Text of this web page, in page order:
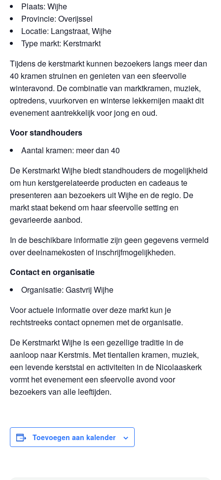
Plaats: Wijhe
Provincie: Overijssel
Locatie: Langstraat, Wijhe
Type markt: Kerstmarkt
Tijdens de kerstmarkt kunnen bezoekers langs meer dan
40 kramen struinen en genieten van een sfeervolle
winteravond. De combinatie van marktkramen, muziek,
optredens, vuurkorven en winterse lekkernijen maakt dit
evenement aantrekkelijk voor jong en oud.
Voor standhouders
Aantal kramen: meer dan 40
De Kerstmarkt Wijhe biedt standhouders de mogelijkheid
om hun kerstgerelateerde producten en cadeaus te
presenteren aan bezoekers uit Wijhe en de regio. De
markt staat bekend om haar sfeervolle setting en
gevarieerde aanbod.
In de beschikbare informatie zijn geen gegevens vermeld
over deelnamekosten of inschrijfmogelijkheden.
Contact en organisatie
Organisatie: Gastvrij Wijhe
Voor actuele informatie over deze markt kun je
rechtstreeks contact opnemen met de organisatie.
De Kerstmarkt Wijhe is een gezellige traditie in de
aanloop naar Kerstmis. Met tientallen kramen, muziek,
een levende kerststal en activiteiten in de Nicolaaskerk
vormt het evenement een sfeervolle avond voor
bezoekers van alle leeftijden.
Toevoegen aan kalender